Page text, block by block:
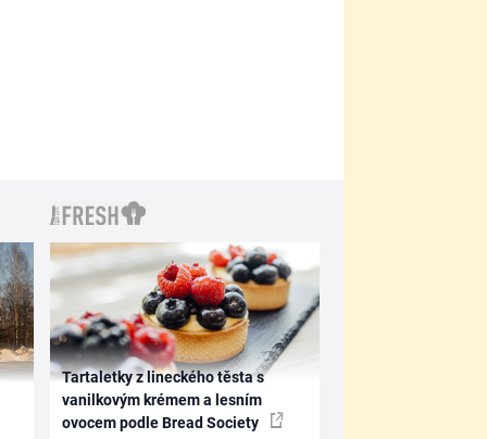
Tartaletky z lineckého těsta s
vanilkovým krémem a lesním
ovocem podle Bread Society